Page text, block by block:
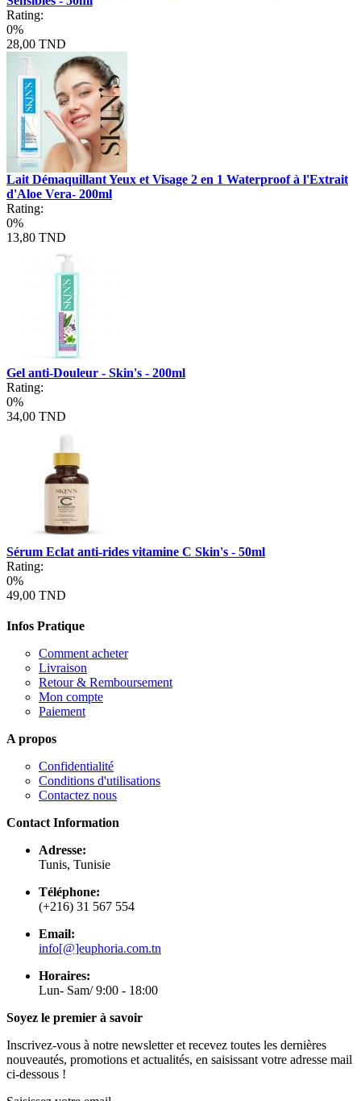
Rating:
0%
28,00 TND
Lait Démaquillant Yeux et Visage 2 en 1 Waterproof à l'Extrait
d'Aloe Vera- 200ml
Rating:
0%
13,80 TND
Gel anti-Douleur - Skin's - 200ml
Rating:
0%
34,00 TND
Sérum Eclat anti-rides vitamine C Skin's - 50ml
Rating:
0%
49,00 TND
Infos Pratique
Comment acheter
Livraison
Retour & Remboursement
Mon compte
Paiement
A propos
Confidentialité
Conditions d'utilisations
Contactez nous
Contact Information
Adresse:
Tunis, Tunisie
Téléphone:
(+216) 31 567 554
Email:
info[@]euphoria.com.tn
Horaires:
Lun- Sam/ 9:00 - 18:00
Soyez le premier à savoir
Inscrivez-vous à notre newsletter et recevez toutes les dernières
nouveautés, promotions et actualités, en saisissant votre adresse mail
ci-dessous !